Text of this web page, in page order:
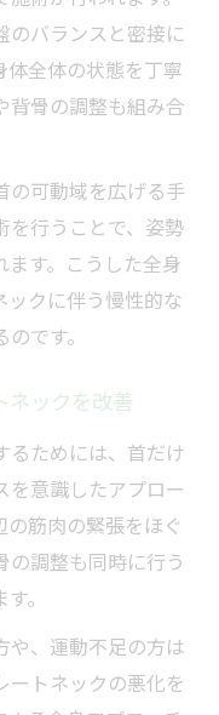
のバランスと密接に
体全体の状態を丁寧
背骨の調整も組み合
の可動域を広げる手
を行うことで、姿勢
す。こうした全身
ックに伴う慢性的な
です。
ネックを改善
るためには、首だけ
を意識したアプロー
筋肉の緊張をほぐ
の調整も同時に行う
。
や、運動不足の方は
ートネックの悪化を